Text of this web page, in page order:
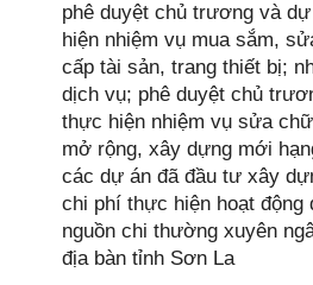
phê duyệt chủ trương và
hiện nhiệm vụ mua sắm,
cấp tài sản, trang thiết bị;
dịch vụ; phê duyệt chủ
thực hiện nhiệm vụ sửa
mở rộng, xây dựng mới
các dự án đã đầu tư xây
chi phí thực hiện hoạt động
nguồn chi thường xuyên
địa bàn tỉnh Sơn La